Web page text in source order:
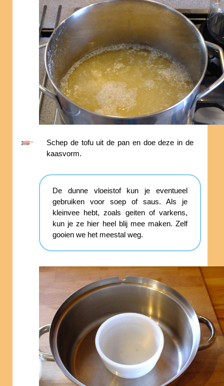
Schep de tofu uit de pan en doe deze in de
kaasvorm.
De dunne vloeistof kun je eventueel
gebruiken voor soep of saus. Als je
kleinvee hebt, zoals geiten of varkens,
kun je ze hier heel blij mee maken. Zelf
gooien we het meestal weg.